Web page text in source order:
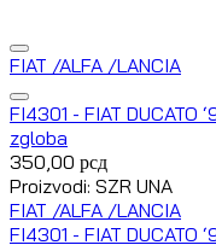
FIAT /ALFA /LANCIA
FI4301 - FIAT
zgloba
350,00 рсд
Proizvodi: SZR UNA
FIAT /ALFA /LANCIA
FI4301 - FIAT